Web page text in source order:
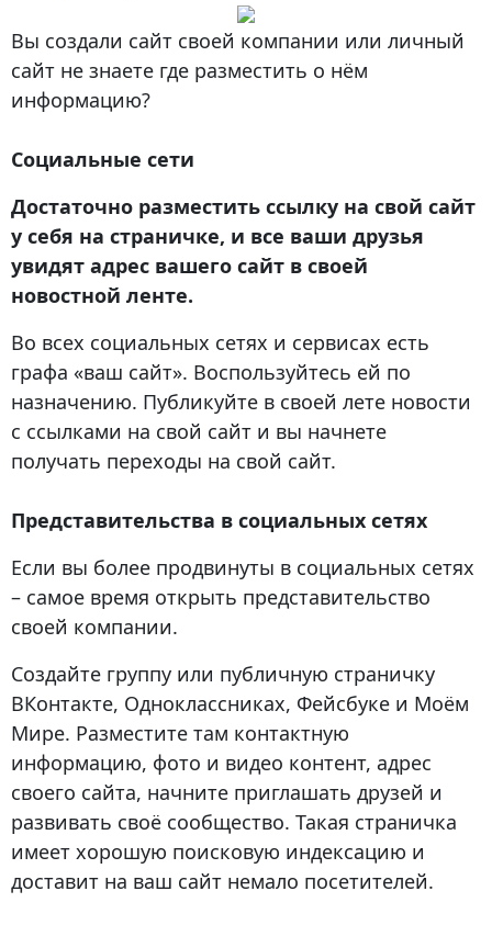
Вы создали сайт своей компании или личный
сайт не знаете где разместить о нём
информацию?
Социальные сети
Достаточно разместить ссылку на свой сайт
у себя на страничке, и все ваши друзья
увидят адрес вашего сайт в своей
новостной ленте.
Во всех социальных сетях и сервисах есть
графа «ваш сайт». Воспользуйтесь ей по
назначению. Публикуйте в своей лете новости
с ссылками на свой сайт и вы начнете
получать переходы на свой сайт.
Представительства в социальных сетях
Если вы более продвинуты в социальных сетях
– самое время открыть представительство
своей компании.
Создайте группу или публичную страничку
ВКонтакте, Одноклассниках, Фейсбуке и Моём
Мире. Разместите там контактную
информацию, фото и видео контент, адрес
своего сайта, начните приглашать друзей и
развивать своё сообщество. Такая страничка
имеет хорошую поисковую индексацию и
доставит на ваш сайт немало посетителей.